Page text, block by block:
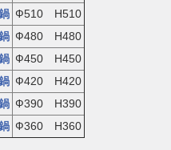
Ф510 H510
Ф480 H480
Ф450 H450
Ф420 H420
Ф390 H390
Ф360 H360